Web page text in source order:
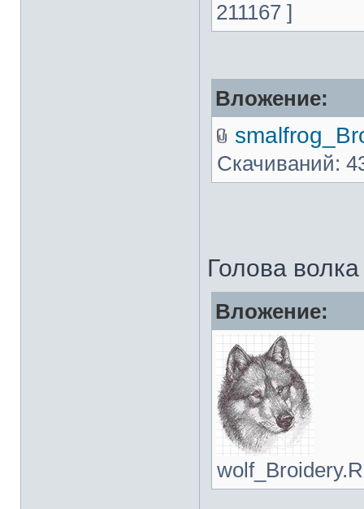
211167 ]
Вложение:
Скачиваний:
Голова волка
Вложение: